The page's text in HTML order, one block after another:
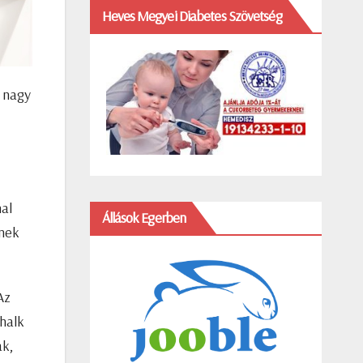
Heves Megyei Diabetes Szövetség
Állások Egerben